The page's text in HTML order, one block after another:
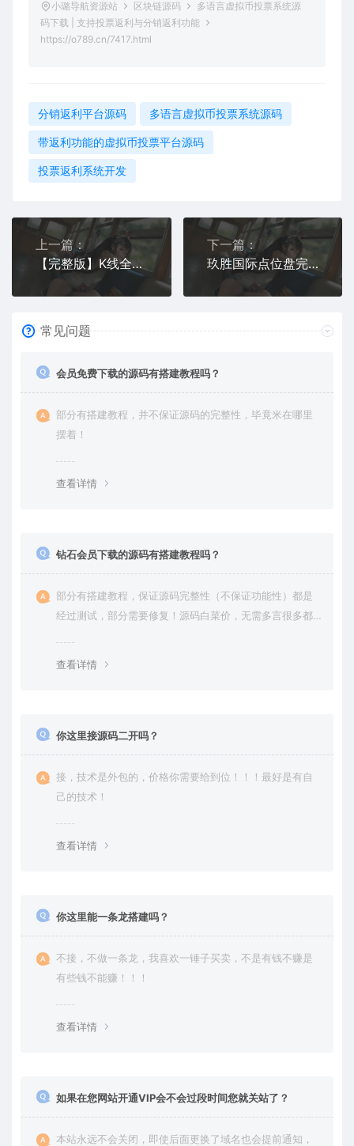
小璐导航资源站 区块链源码
多语言虚拟币投票系统源
码下载 | 支持投票返利与分销返利功能
https://o789.cn/7417.html
分销返利平台源码 多语言虚拟币投票系统源码
带返利功能的虚拟币投票平台源码
投票返利系统开发
上一篇：
【完整版】K线全修复外汇时间盘+余额宝会员等级解析+点位盘
下一篇：
玖胜国际点位盘完整源码 时间盘双位盘+行情+脚本齐全
常见问题
会员免费下载的源码有搭建教程吗？
部分有搭建教程，并不保证源码的完整性，毕竟米在哪里
摆着！
查看详情
钻石会员下载的源码有搭建教程吗？
部分有搭建教程，保证源码完整性（不保证功能性）都是
经过测试，部分需要修复！源码白菜价，无需多言很多都
查看详情
你这里接源码二开吗？
接，技术是外包的，价格你需要给到位！！！最好是有自
己的技术！
查看详情
你这里能一条龙搭建吗？
不接，不做一条龙，我喜欢一锤子买卖，不是有钱不赚是
有些钱不能赚！！！
查看详情
如果在您网站开通VIP会不会过段时间您就关站了？
本站永远不会关闭，即使后面更换了域名也会提前通知，